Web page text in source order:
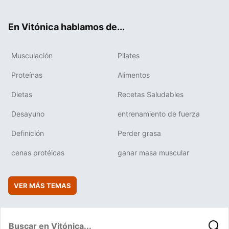
En Vitónica hablamos de...
Musculación Pilates
Proteínas Alimentos
Dietas Recetas Saludables
Desayuno entrenamiento de fuerza
Definición Perder grasa
cenas protéicas ganar masa muscular
VER MÁS TEMAS